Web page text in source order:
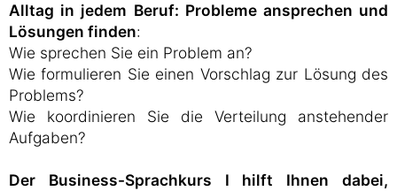
Alltag in jedem Beruf: Probleme ansprechen und
Lösungen finden:
Wie sprechen Sie ein Problem an?
Wie formulieren Sie einen Vorschlag zur Lösung des
Problems?
Wie koordinieren Sie die Verteilung anstehender
Aufgaben?
Der Business-Sprachkurs I hilft Ihnen dabei,